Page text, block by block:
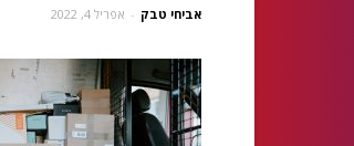
אביחי טבק - אפריל 4, 2022